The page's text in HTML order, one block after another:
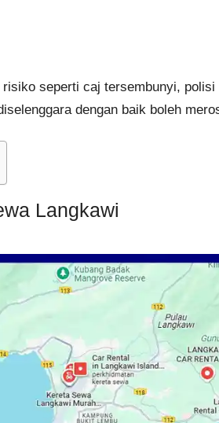
seperti caj tersembunyi,
dengan baik boleh
Langkawi